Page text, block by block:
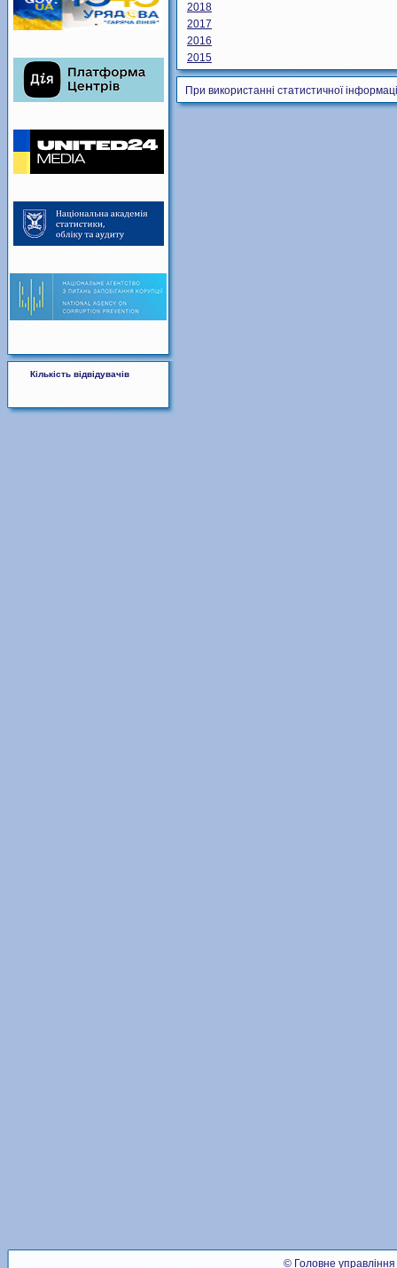
Кількість відвідувачів
2018
2017
2016
2015
При використанні статистичної
© Головне управління